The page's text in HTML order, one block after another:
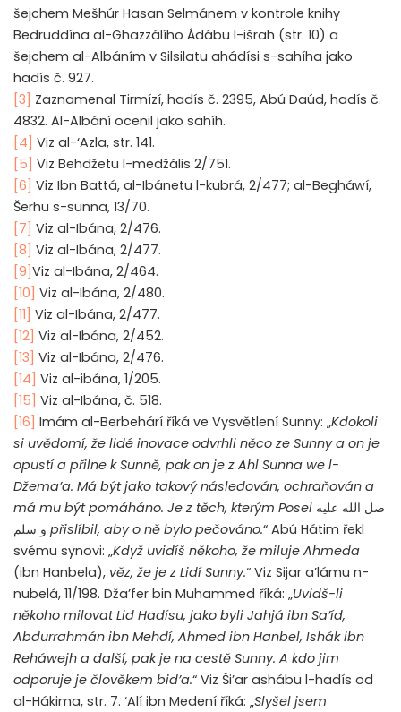
šejchem Mešhúr Hasan Selmánem v kontrole knihy
Bedruddína al-Ghazzálího Ádábu l-išrah (str. 10) a
šejchem al-Albáním v Silsilatu ahádísi s-sahíha jako
hadís č. 927.
[3] Zaznamenal Tirmízí, hadís č. 2395, Abú Daúd, hadís č.
4832. Al-Albání ocenil jako sahíh.
[4] Viz al-‘Azla, str. 141.
[5] Viz Behdžetu l-medžális 2/751.
[6] Viz Ibn Battá, al-Ibánetu l-kubrá, 2/477; al-Begháwí,
Šerhu s-sunna, 13/70.
[7] Viz al-Ibána, 2/476.
[8] Viz al-Ibána, 2/477.
[9] Viz al-Ibána, 2/464.
[10] Viz al-Ibána, 2/480.
[11] Viz al-Ibána, 2/477.
[12] Viz al-Ibána, 2/452.
[13] Viz al-Ibána, 2/476.
[14] Viz al-ibána, 1/205.
[15] Viz al-Ibána, č. 518.
[16] Imám al-Berbehárí říká ve Vysvětlení Sunny: „Kdokoli
si uvědomí, že lidé inovace odvrhli něco ze Sunny a on je
opustí a přilne k Sunně, pak on je z Ahl Sunna we l-
Džema’a. Má být jako takový následován, ochraňován a
má mu být pomáháno. Je z těch, kterým Posel صل الله عليه
و سلم přislíbil, aby o ně bylo pečováno.“ Abú Hátim řekl
svému synovi: „Když uvidíš někoho, že miluje Ahmeda
(ibn Hanbela), věz, že je z Lidí Sunny.“ Viz Sijar a’lámu n-
nubelá, 11/198. Dža’fer bin Muhammed říká: „Uvidš-li
někoho milovat Lid Hadísu, jako byli Jahjá ibn Sa’íd,
Abdurrahmán ibn Mehdí, Ahmed ibn Hanbel, Ishák ibn
Reháwejh a další, pak je na cestě Sunny. A kdo jim
odporuje je člověkem bid’a.“ Viz Ši’ar ashábu l-hadís od
al-Hákima, str. 7. ‘Alí ibn Medení říká: „Slyšel jsem